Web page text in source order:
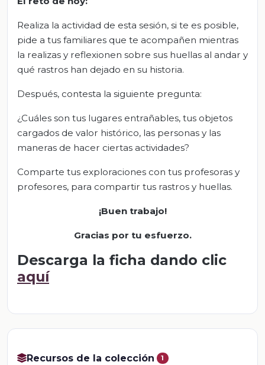
Realiza la actividad de esta sesión, si te es posible,
pide a tus familiares que te acompañen mientras
la realizas y reflexionen sobre sus huellas al andar y
qué rastros han dejado en su historia.
Después, contesta la siguiente pregunta:
¿Cuáles son tus lugares entrañables, tus objetos
cargados de valor histórico, las personas y las
maneras de hacer ciertas actividades?
Comparte tus exploraciones con tus profesoras y
profesores, para compartir tus rastros y huellas.
¡Buen trabajo!
Gracias por tu esfuerzo.
Descarga la ficha dando clic
aquí
Recursos de la colección 1